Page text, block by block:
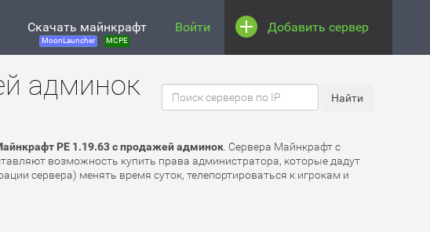
Скачать майнкрафт
MoonLauncher MCPE
Войти Добавить сервер
админок
PE 1.19.63 с продажей админок . Сервера Майнкрафт с
возможность купить права администратора, которые дадут
сервера) менять время суток, телепортироваться к игрокам и